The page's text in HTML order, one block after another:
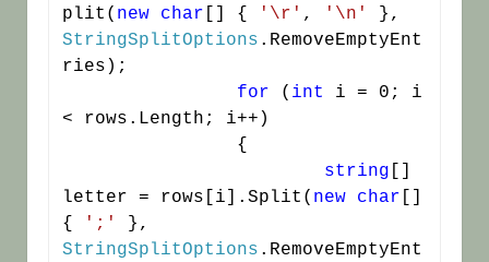
plit( new char [] { '\r' , '\n'
StringSplitOptions .RemoveEmptyEnt
ries);
for ( int i = 0; i
< rows.Length; i++)
string
letter = rows[i].Split( new char
{
';'
StringSplitOptions .RemoveEmptyEnt